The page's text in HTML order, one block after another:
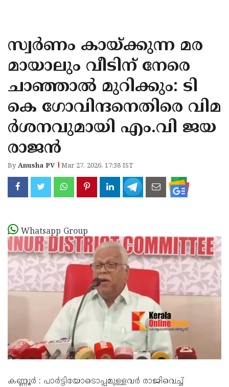
KANNUR
KASARAGOD
സ്വർണം കായ്ക്കുന്ന മര
മായാലും വീടിന് നേരെ
ചാഞ്ഞാൽ മുറിക്കും: ടി
കെ ഗോവിന്ദനെതിരെ വിമ
ർശനവുമായി എം.വി ജയ
രാജൻ
ByAnusha PV Mar 27, 2026, 17:38 IST
Whatsapp Group
കണ്ണൂർ : പാർട്ടിയോടൊപ്പമുള്ളവർ രാജിവെച്ച്